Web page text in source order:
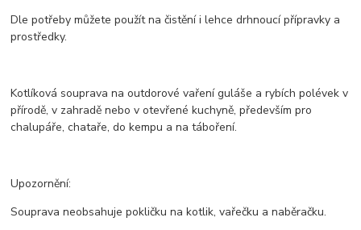
Dle potřeby můžete použít na čistění i lehce drhnoucí přípravky a
prostředky.
Kotlíková souprava na outdorové vaření guláše a rybích polévek v
přírodě, v zahradě nebo v otevřené kuchyně, především pro
chalupáře, chataře, do kempu a na táboření.
Upozornění:
Souprava neobsahuje pokličku na kotlik, vařečku a naběračku.